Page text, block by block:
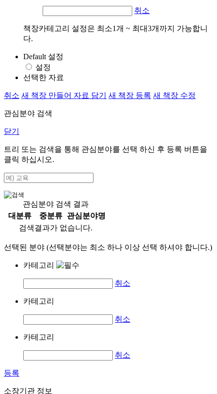
취소
책장카테고리 설정은 최소1개 ~ 최대3개까지 가능합니
다.
Default 설정
설정
선택한 자료
취소 새 책장 만들어 자료 담기 새 책장 등록 새 책장 수정
관심분야 검색
닫기
트리 또는 검색을 통해 관심분야를 선택 하신 후 등록 버튼을
클릭 하십시오.
관심분야 검색 결과
대분류
중분류
관심분야명
검색결과가 없습니다.
선택된 분야 (선택분야는 최소 하나 이상 선택 하셔야 합니다.)
카테고리
취소
카테고리
취소
카테고리
취소
등록
소장기관 정보